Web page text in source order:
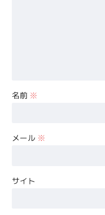
名前 ※
メール ※
サイト